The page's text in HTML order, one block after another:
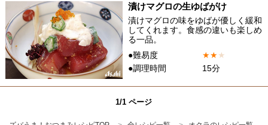
漬けマグロの生ゆばがけ
漬けマグロの味をゆばが優しく緩和
してくれます。食感の違いも楽しめ
る一品。
●難易度
★★★
●調理時間
15分
1/1 ページ